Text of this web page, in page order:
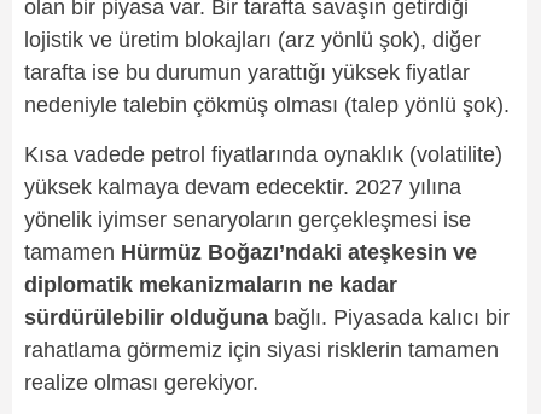
olan bir piyasa var. Bir tarafta savaşın getirdiği
lojistik ve üretim blokajları (arz yönlü şok), diğer
tarafta ise bu durumun yarattığı yüksek fiyatlar
nedeniyle talebin çökmüş olması (talep yönlü şok).
Kısa vadede petrol fiyatlarında oynaklık (volatilite)
yüksek kalmaya devam edecektir. 2027 yılına
yönelik iyimser senaryoların gerçekleşmesi ise
tamamen Hürmüz Boğazı’ndaki ateşkesin ve
diplomatik mekanizmaların ne kadar
sürdürülebilir olduğuna bağlı. Piyasada kalıcı bir
rahatlama görmemiz için siyasi risklerin tamamen
realize olması gerekiyor.